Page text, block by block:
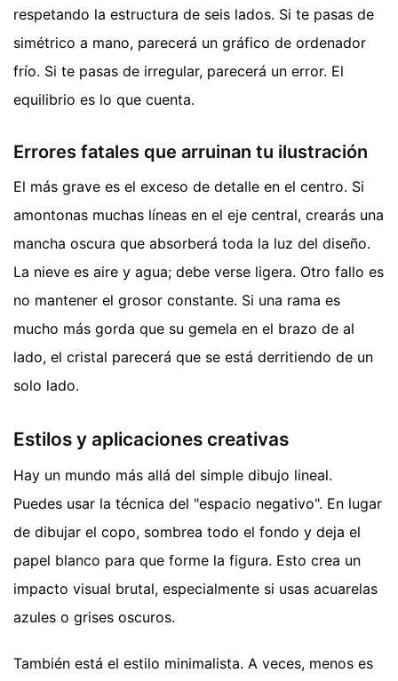
respetando la estructura de seis lados. Si te pasas de
simétrico a mano, parecerá un gráfico de ordenador
frío. Si te pasas de irregular, parecerá un error. El
equilibrio es lo que cuenta.
Errores fatales que arruinan tu ilustración
El más grave es el exceso de detalle en el centro. Si
amontonas muchas líneas en el eje central, crearás una
mancha oscura que absorberá toda la luz del diseño.
La nieve es aire y agua; debe verse ligera. Otro fallo es
no mantener el grosor constante. Si una rama es
mucho más gorda que su gemela en el brazo de al
lado, el cristal parecerá que se está derritiendo de un
solo lado.
Estilos y aplicaciones creativas
Hay un mundo más allá del simple dibujo lineal.
Puedes usar la técnica del "espacio negativo". En lugar
de dibujar el copo, sombrea todo el fondo y deja el
papel blanco para que forme la figura. Esto crea un
impacto visual brutal, especialmente si usas acuarelas
azules o grises oscuros.
También está el estilo minimalista. A veces, menos es